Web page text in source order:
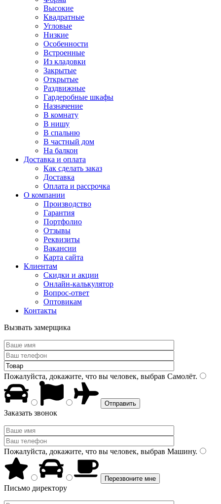
Высокие
Квадратные
Угловые
Низкие
Особенности
Встроенные
Из кладовки
Закрытые
Открытые
Раздвижные
Гардеробные шкафы
Назначение
В комнату
В нишу
В спальню
В частный дом
На балкон
Доставка и оплата
Как сделать заказ
Доставка
Оплата и рассрочка
О компании
Производство
Гарантия
Портфолио
Отзывы
Реквизиты
Вакансии
Карта сайта
Клиентам
Скидки и акции
Онлайн-калькулятор
Вопрос-ответ
Оптовикам
Контакты
Вызвать замерщика
Пожалуйста, докажите, что вы человек, выбрав Самолёт.
Заказать звонок
Пожалуйста, докажите, что вы человек, выбрав Машину.
Письмо директору